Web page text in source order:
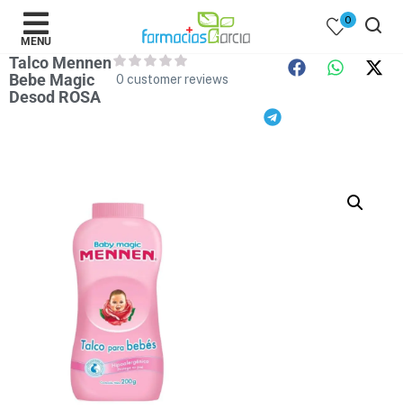
MENU
0
Talco Mennen
Bebe Magic
Desod ROSA
0 customer reviews